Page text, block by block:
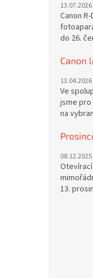
13.07.2026
Canon
do 26.
Canon
13.04.2026
Ve
jsme pro
na
08.12.2025
13.